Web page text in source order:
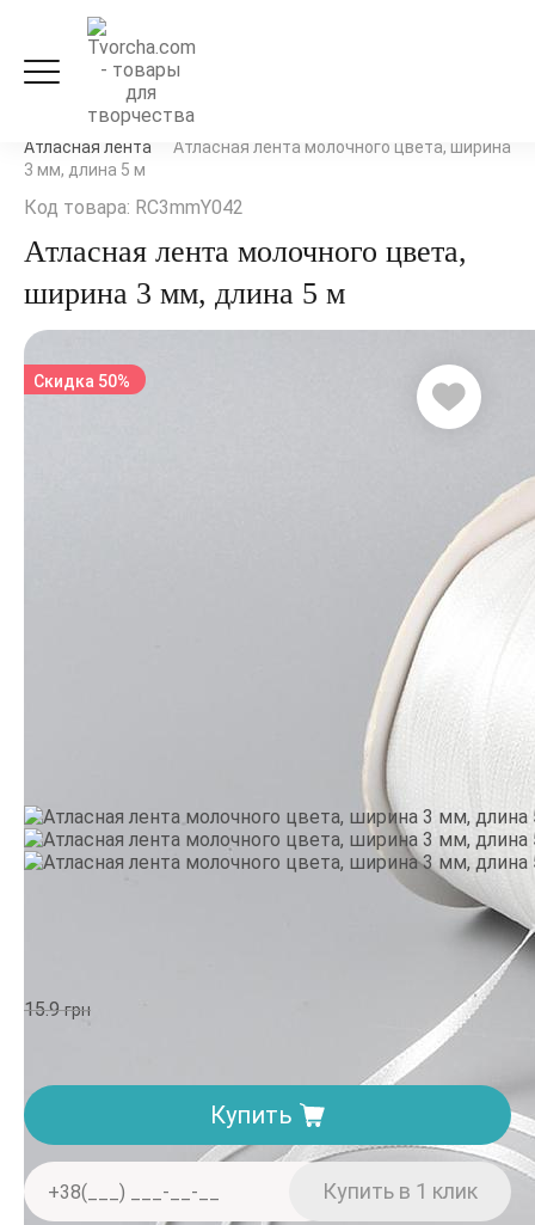
Рукоделие и флористика
Атласная лента
Атласная лента молочного цвета, ширина
3 мм, длина 5 м
Скидка 50%
Код товара: RC3mmY042
Атласная лента молочного цвета,
ширина 3 мм, длина 5 м
Тематика: Любовь и свадьба•
15.9грн
Купить